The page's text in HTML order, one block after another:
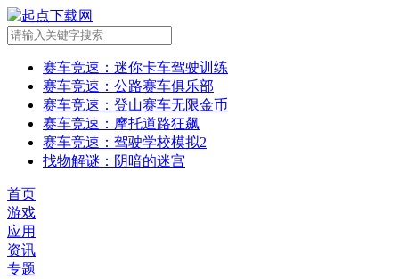
赛车竞速 ：迷你卡车驾驶训练
赛车竞速 ：公路赛车俱乐部
赛车竞速 ：登山赛车无限金币
赛车竞速 ：摩托道路狂飙
赛车竞速 ：驾驶学校模拟2
找物解谜 ：阴暗的迷宫
首页
游戏
应用
资讯
专题